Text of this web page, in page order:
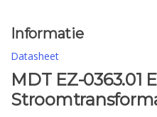
Informatie
Datasheet
MDT EZ-